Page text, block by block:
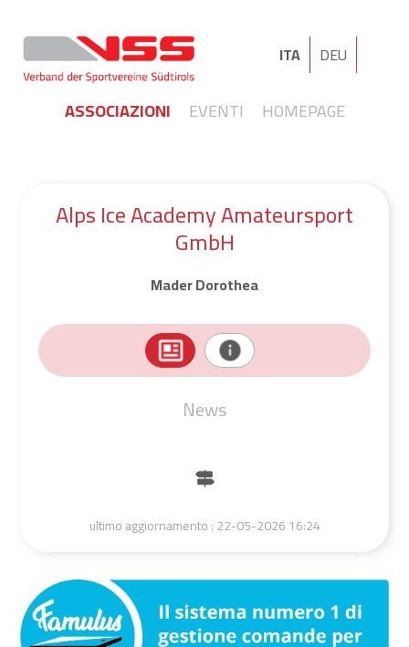
ITA DEU
ASSOCIAZIONI EVENTI HOMEPAGE
Alps Ice Academy Amateursport
GmbH
Mader Dorothea
News
ultimo aggiornamento :22-05-2026 16:24